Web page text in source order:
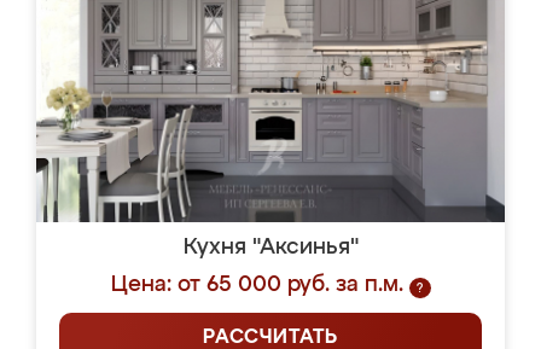
Кухня "Аксинья"
Цена: от 65 000 руб. за п.м.
?
РАССЧИТАТЬ